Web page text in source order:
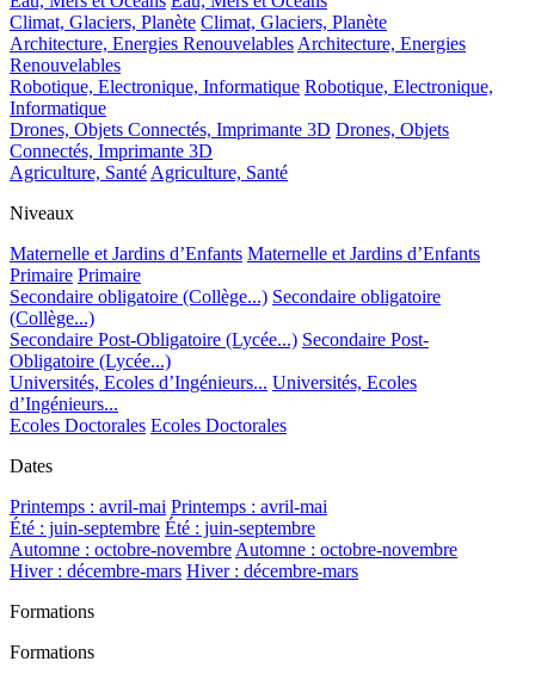
Climat, Glaciers, Planète Climat, Glaciers, Planète
Architecture, Energies Renouvelables Architecture, Energies
Renouvelables
Robotique, Electronique, Informatique Robotique, Electronique,
Informatique
Drones, Objets Connectés, Imprimante 3D Drones, Objets
Connectés, Imprimante 3D
Agriculture, Santé Agriculture, Santé
Niveaux
Maternelle et Jardins d’Enfants Maternelle et Jardins d’Enfants
Primaire Primaire
Secondaire obligatoire (Collège...) Secondaire obligatoire
(Collège...)
Secondaire Post-Obligatoire (Lycée...) Secondaire Post-
Obligatoire (Lycée...)
Universités, Ecoles d’Ingénieurs... Universités, Ecoles
d’Ingénieurs...
Ecoles Doctorales Ecoles Doctorales
Dates
Printemps : avril-mai Printemps : avril-mai
Été : juin-septembre Été : juin-septembre
Automne : octobre-novembre Automne : octobre-novembre
Hiver : décembre-mars Hiver : décembre-mars
Formations
Formations